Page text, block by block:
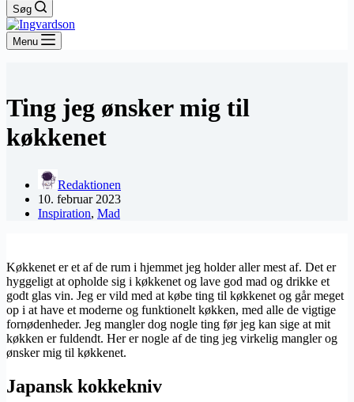
Søg
Menu
Ting jeg ønsker mig til
køkkenet
Redaktionen
10. februar 2023
Inspiration, Mad
Køkkenet er et af de rum i hjemmet jeg holder aller mest af. Det er
hyggeligt at opholde sig i køkkenet og lave god mad og drikke et
godt glas vin. Jeg er vild med at købe ting til køkkenet og går meget
op i at have et moderne og funktionelt køkken, med alle de vigtige
fornødenheder. Jeg mangler dog nogle ting før jeg kan sige at mit
køkken er fuldendt. Her er nogle af de ting jeg virkelig mangler og
ønsker mig til køkkenet.
Japansk kokkekniv